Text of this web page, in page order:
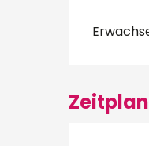
Zeitplan